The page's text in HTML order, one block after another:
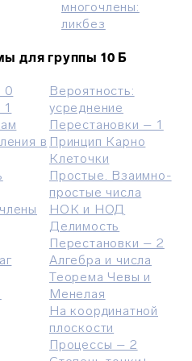
многочлены:
ликбез
для группы 10 Б
0
в
Вероятность:
усреднение
Перестановки – 1
Принцип Карно
Клеточки
Простые. Bзаимно-
простые числа
НОК и НОД
Делимость
Перестановки – 2
Алгебра и числа
Теорема Чевы и
Менелая
На координатной
плоскости
Процессы – 2